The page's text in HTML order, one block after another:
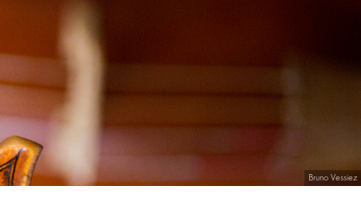
Bruno Vessiez